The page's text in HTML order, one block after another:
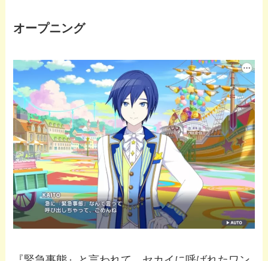
オープニング